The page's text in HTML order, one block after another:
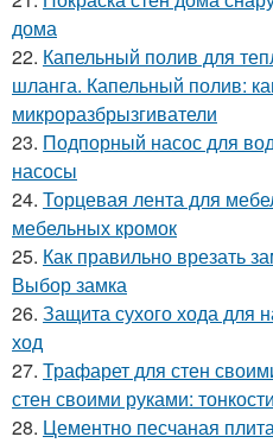
дома
22. Капельный полив для
шланга. Капельный полив:
микроразбрызгиватели
23. Подпорный насос для
насосы
24. Торцевая лента для
мебельных кромок
25. Как правильно врезать
Выбор замка
26. Защита сухого хода для
ход
27. Трафарет для стен
стен своими руками:
28. Цементно песчаная